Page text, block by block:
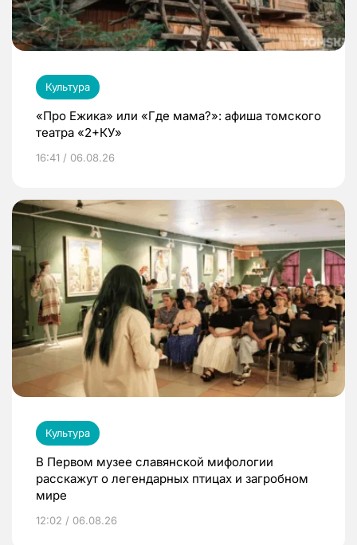
Культура
«Про Ежика» или «Где мама?»: афиша томского
театра «2+КУ»
16:41 / 06.08.26
Культура
В Первом музее славянской мифологии
расскажут о легендарных птицах и загробном
мире
12:02 / 06.08.26